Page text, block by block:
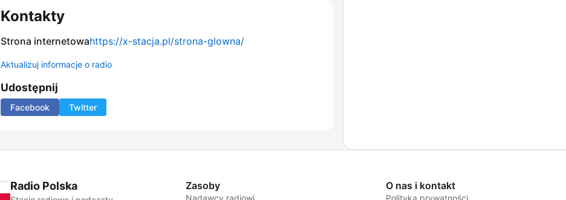
Kontakty
Strona internetowahttps://x-stacja.pl/strona-glowna/
Aktualizuj informacje o radio
Udostępnij
Facebook Twitter
Radio Polska Zasoby O nas i kontakt